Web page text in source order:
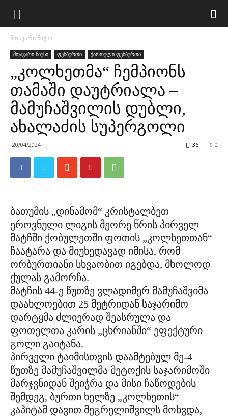
მთავარი ნიუსი
მთავარი ნიუსი ფეხბურთი ქართული ფეხბურთი
„კოლხეთმა“ ჩემპიონს
თამაში დაუტრიალა –
მამუჩაშვილის დუბლი,
ახალაძის სუპერგოლი
20/04/2024 0
36
ბათუმის „დინამომ“ კრისტალბეთ
ეროვნული ლიგის მეორე წრის პირველ
მატჩში ქობულეთში ფოთის „კოლხეთთან“
ჩაატარა და მიუხედავად იმისა, რომ
ორბურთიანი სხვაობით იგებდა, მხოლოდ
ქულას გამორჩა.
მატჩის 44-ე წუთზე ვლადიმერ მამუჩაშვიმა
დაახლოებით 25 მეტრიდან საჯარიმო
დარტყმა ძლიერად შეასრულა და
ფოთელთა კარის „ცხრიანში“ ეფექტური
გოლი გაიტანა.
პირველი ტაიმისთვის დაამტებულ მე-4
წუთზე მამუჩაშვილმა მეტოქის საჯარიმოში
მარჯვნიდან შეიჭრა და მისი ჩაწოდების
შემდეგ, ბურთი ხელზე „კოლხეთის“
კაპიტამ დავით მეგრელიშვილს მოხვდა,